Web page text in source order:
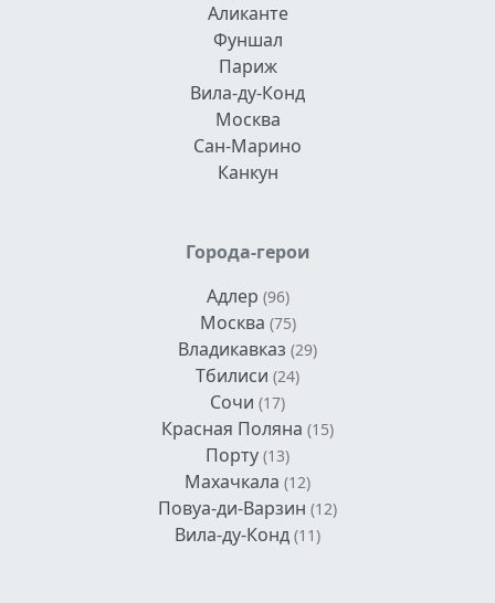
Аликанте
Фуншал
Париж
Вила-ду-Конд
Москва
Сан-Марино
Канкун
Города-герои
Адлер (96)
Москва (75)
Владикавказ (29)
Тбилиси (24)
Сочи (17)
Красная Поляна (15)
Порту (13)
Махачкала (12)
Повуа-ди-Варзин (12)
Вила-ду-Конд (11)